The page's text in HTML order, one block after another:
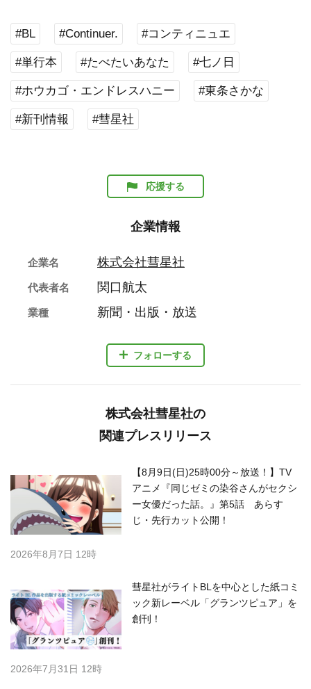
#BL #Continuer. #コンティニュエ
#単行本 #たべたいあなた #七ノ日
#ホウカゴ・エンドレスハニー #東条さかな
#新刊情報 #彗星社
応援する
企業情報
フォローする
企業名 株式会社彗星社
代表者名 関口航太
業種 新聞・出版・放送
株式会社彗星社の
関連プレスリリース
【8月9日(日)25時00分～放送！】TV
アニメ『同じゼミの染谷さんがセクシ
ー女優だった話。』第5話 あらす
じ・先行カット公開！
2026年8月7日 12時
彗星社がライトBLを中心とした紙コミ
ック新レーベル「グランツピュア」を
創刊！
2026年7月31日 12時